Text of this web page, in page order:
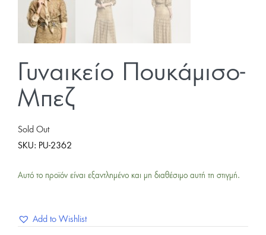
Γυναικείο Πουκάμισο-
Μπεζ
Sold Out
SKU: PU-2362
Αυτό το προϊόν είναι εξαντλημένο και μη διαθέσιμο αυτή τη στιγμή.
Add to Wishlist